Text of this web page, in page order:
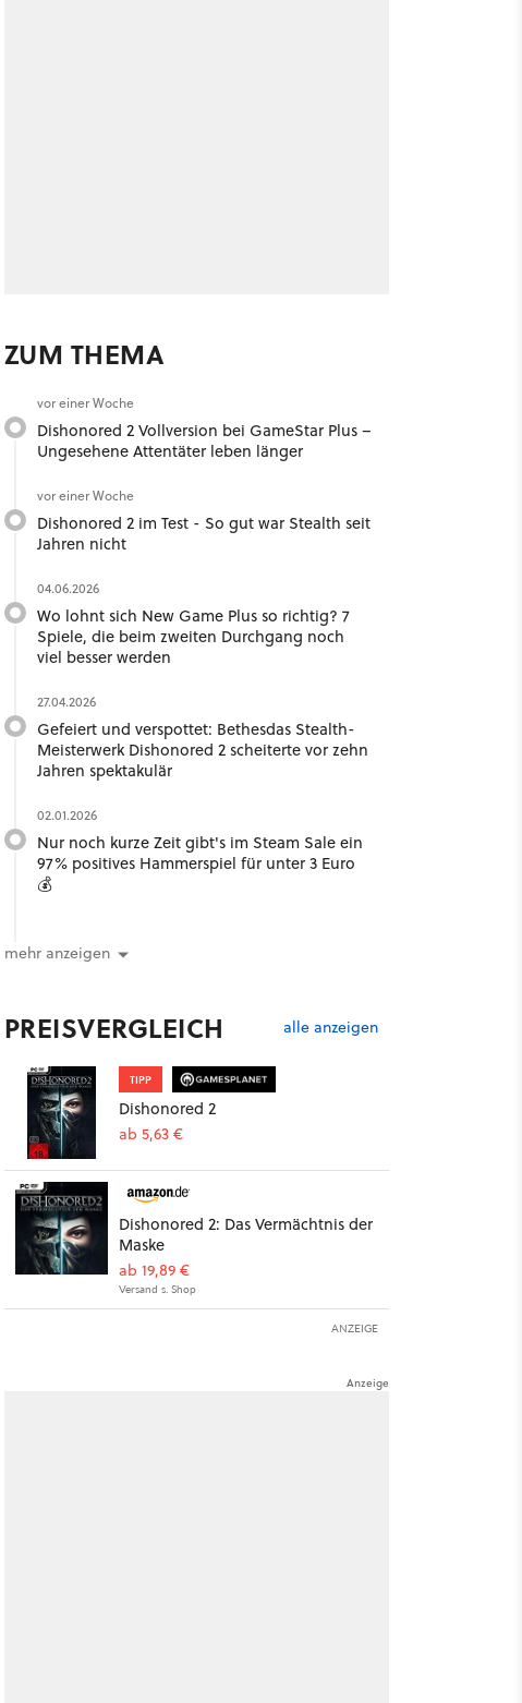
ZUM THEMA
vor einer Woche
Dishonored 2 Vollversion bei GameStar Plus –
Ungesehene Attentäter leben länger
vor einer Woche
Dishonored 2 im Test - So gut war Stealth seit
Jahren nicht
04.06.2026
Wo lohnt sich New Game Plus so richtig? 7
Spiele, die beim zweiten Durchgang noch
viel besser werden
27.04.2026
Gefeiert und verspottet: Bethesdas Stealth-
Meisterwerk Dishonored 2 scheiterte vor zehn
Jahren spektakulär
02.01.2026
Nur noch kurze Zeit gibt's im Steam Sale ein
97% positives Hammerspiel für unter 3 Euro
💰
mehr anzeigen
PREISVERGLEICH alle anzeigen
TIPP
Dishonored 2
ab 5,63 €
Dishonored 2: Das Vermächtnis der
Maske
ab 19,89 €
Versand s. Shop
ANZEIGE